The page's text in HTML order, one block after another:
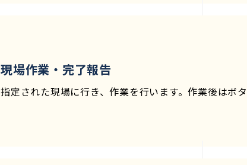
現場作業・完了報告
指定された現場に行き、作業を行います。作業後はボ